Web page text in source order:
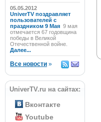
05.05.2012
UniverTV поздравляет
пользователей с
праздником 9 Мая 9 мая
отмечается 67 годовщина
победы в Великой
Отечественной войне.
Далее...
Все новости »
UniverTV.ru на сайтах:
Вконтакте
Youtube